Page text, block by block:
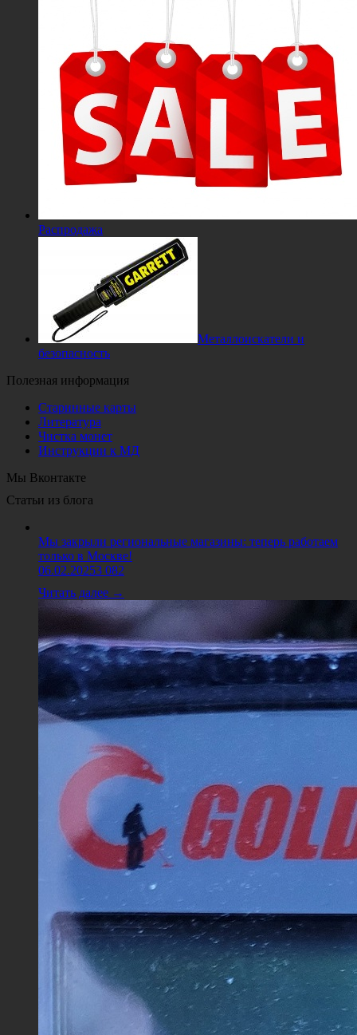
Распродажа
Металлоискатели и
безопасность
Полезная информация
Старинные карты
Литература
Чистка монет
Инструкции к МД
Мы Вконтакте
Статьи из блога
Мы закрыли региональные магазины: теперь работаем
только в Москве!
06.02.20253 082
Читать далее →